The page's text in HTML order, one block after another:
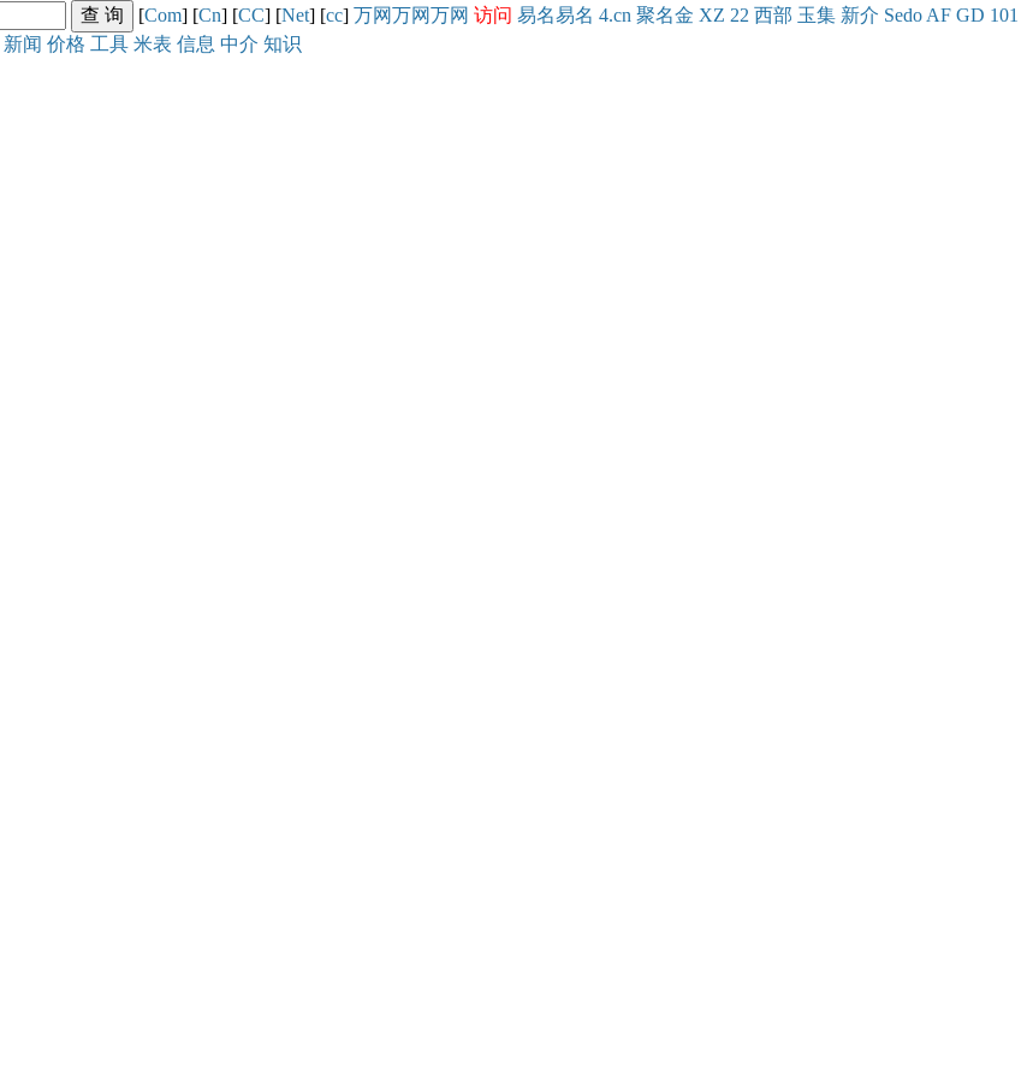
[Com] [Cn] [CC] [Net] [cc] 万网万网万网 访问 易名易名 4.cn 聚名金 XZ 22 西部 玉集 新介 Sedo AF GD 101
新闻 价格 工具 米表 信息 中介 知识